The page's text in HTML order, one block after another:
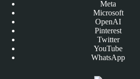
Meta
Microsoft
OpenAI
Pinterest
Twitter
YouTube
WhatsApp